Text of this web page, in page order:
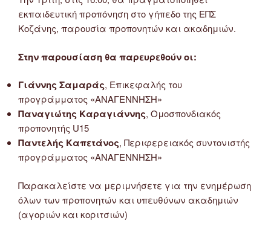
εκπαιδευτική προπόνηση στο γήπεδο της ΕΠΣ
Κοζάνης, παρουσία προπονητών και ακαδημιών.
Στην παρουσίαση θα παρευρεθούν οι:
Γιάννης Σαμαράς, Επικεφαλής του
προγράμματος «ΑΝΑΓΕΝΝΗΣΗ»
Παναγιώτης Καραγιάννης, Ομοσπονδιακός
προπονητής U15
Παντελής Καπετάνος, Περιφερειακός συντονιστής
προγράμματος «ΑΝΑΓΕΝΝΗΣΗ»
Παρακαλείστε να μεριμνήσετε για την ενημέρωση
όλων των προπονητών και υπευθύνων ακαδημιών
(αγοριών και κοριτσιών)